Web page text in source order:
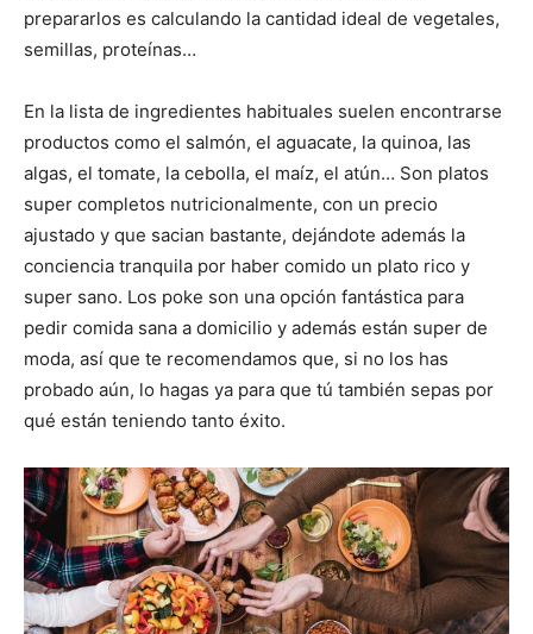
prepararlos es calculando la cantidad ideal de vegetales,
semillas, proteínas…
En la lista de ingredientes habituales suelen encontrarse
productos como el salmón, el aguacate, la quinoa, las
algas, el tomate, la cebolla, el maíz, el atún… Son platos
super completos nutricionalmente, con un precio
ajustado y que sacian bastante, dejándote además la
conciencia tranquila por haber comido un plato rico y
super sano. Los poke son una opción fantástica para
pedir comida sana a domicilio y además están super de
moda, así que te recomendamos que, si no los has
probado aún, lo hagas ya para que tú también sepas por
qué están teniendo tanto éxito.